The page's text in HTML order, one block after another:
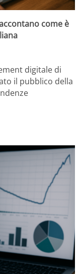
come è
digitale di
il pubblico della